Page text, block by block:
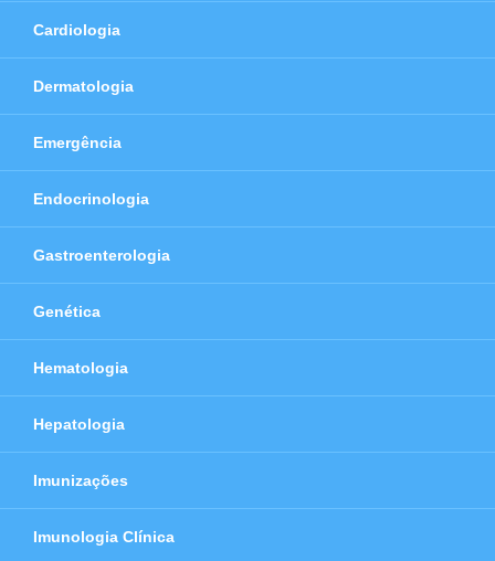
Cardiologia
Dermatologia
Emergência
Endocrinologia
Gastroenterologia
Genética
Hematologia
Hepatologia
Imunizações
Imunologia Clínica